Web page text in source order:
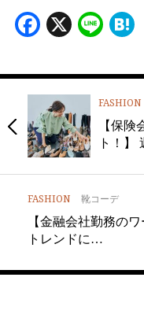
Facebook
X Line
FASHION
【保
ト！】
FASHION 靴コーデ
【金融会社勤務の
トレンドに…